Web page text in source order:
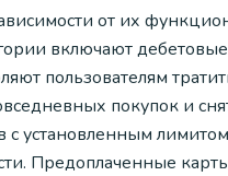
от их
включают
пользователям
покупок и
установленным
Предоплаченные